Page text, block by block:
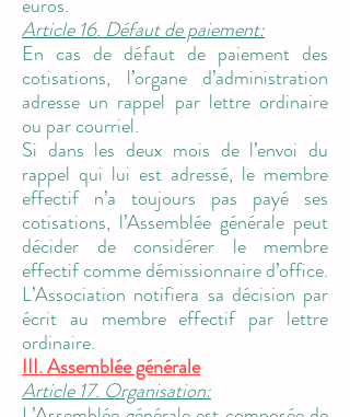
Article 16. Défaut de paiement:
En cas de défaut de paiement des
cotisations, l’organe d’administration
adresse un rappel par lettre ordinaire
ou par courriel.
Si dans les deux mois de l’envoi du
rappel qui lui est adressé, le membre
effectif n’a toujours pas payé ses
cotisations, l’Assemblée générale peut
décider de considérer le membre
effectif comme démissionnaire d’office.
L’Association notifiera sa décision par
écrit au membre effectif par lettre
ordinaire.
III. Assemblée générale
Article 17. Organisation: